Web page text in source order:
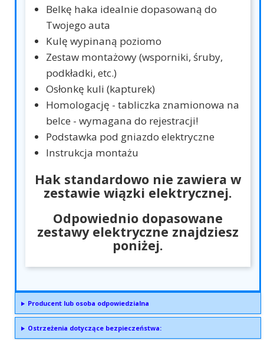
Belkę haka idealnie dopasowaną do
Twojego auta
Kulę wypinaną poziomo
Zestaw montażowy (wsporniki, śruby,
podkładki, etc.)
Osłonkę kuli (kapturek)
Homologację - tabliczka znamionowa na
belce - wymagana do rejestracji!
Podstawka pod gniazdo elektryczne
Instrukcja montażu
Hak standardowo nie zawiera w
zestawie wiązki elektrycznej.
Odpowiednio dopasowane
zestawy elektryczne znajdziesz
poniżej.
Producent lub osoba odpowiedzialna
Ostrzeżenia dotyczące bezpieczeństwa: